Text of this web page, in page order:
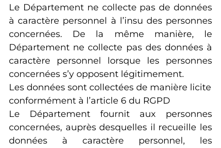
Le Département ne collecte pas de données
à caractère personnel à l’insu des personnes
concernées. De la même manière, le
Département ne collecte pas des données à
caractère personnel lorsque les personnes
concernées s’y opposent légitimement.
Les données sont collectées de manière licite
conformément à l’article 6 du RGPD
Le Département fournit aux personnes
concernées, auprès desquelles il recueille les
données à caractère personnel, les